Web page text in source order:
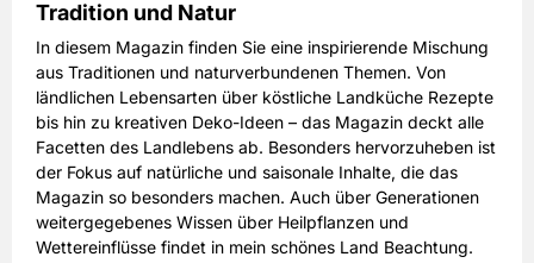
Ausgaben:
3 Hefte für je z.Zt. 8,65 EUR
Laufzeit:
6 Monate
Preis 25,95 EUR
inkl. gesetzl. MwSt. & Versand
Prämie auswählen
Tradition und Natur
In diesem Magazin finden Sie eine inspirierende Mischung
aus Traditionen und naturverbundenen Themen. Von
ländlichen Lebensarten über köstliche Landküche Rezepte
bis hin zu kreativen Deko-Ideen – das Magazin deckt alle
Facetten des Landlebens ab. Besonders hervorzuheben ist
der Fokus auf natürliche und saisonale Inhalte, die das
Magazin so besonders machen. Auch über Generationen
weitergegebenes Wissen über Heilpflanzen und
Wettereinflüsse findet in mein schönes Land Beachtung.